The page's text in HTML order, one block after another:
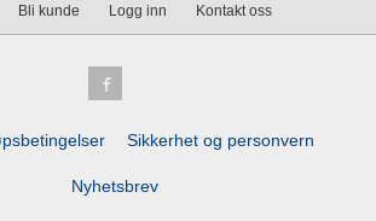
Bli kunde Logg inn Kontakt oss
Sikkerhet og personvern
Nyhetsbrev